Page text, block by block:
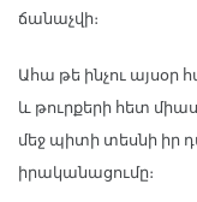
ճանաչվի։
Ահա թե ինչու այսօր
և թուրքերի հետ
մեջ պիտի տեսնի իր
իրականացումը։